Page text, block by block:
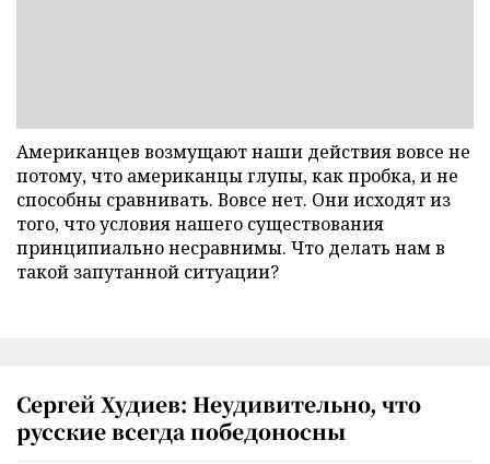
Американцев возмущают наши действия вовсе не
потому, что американцы глупы, как пробка, и не
способны сравнивать. Вовсе нет. Они исходят из
того, что условия нашего существования
принципиально несравнимы. Что делать нам в
такой запутанной ситуации?
Сергей Худиев: Неудивительно, что
русские всегда победоносны